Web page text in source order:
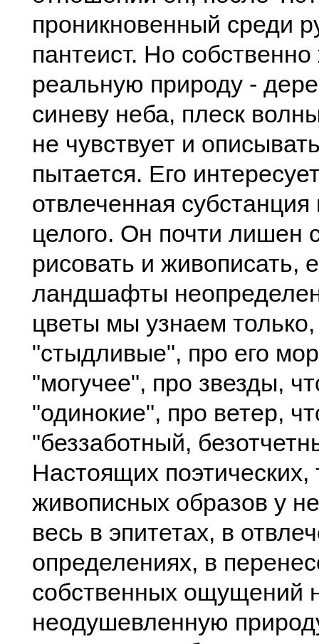
проникновенный среди
пантеист. Но
реальную природу -
синеву неба, плеск
не чувствует и
пытается. Его
отвлеченная
целого. Он почти лишен
рисовать и живописать,
ландшафты
цветы мы узнаем
"стыдливые", про его
"могучее", про звезды,
"одинокие", про ветер,
"беззаботный,
Настоящих поэтических,
живописных образов у
весь в эпитетах, в
определениях, в
собственных ощущений
неодушевленную